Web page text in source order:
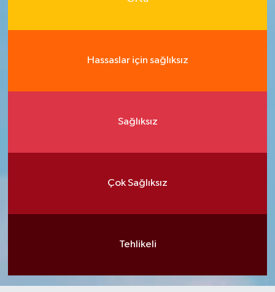
Hassaslar için sağlıksız
Sağlıksız
Çok Sağlıksız
Tehlikeli